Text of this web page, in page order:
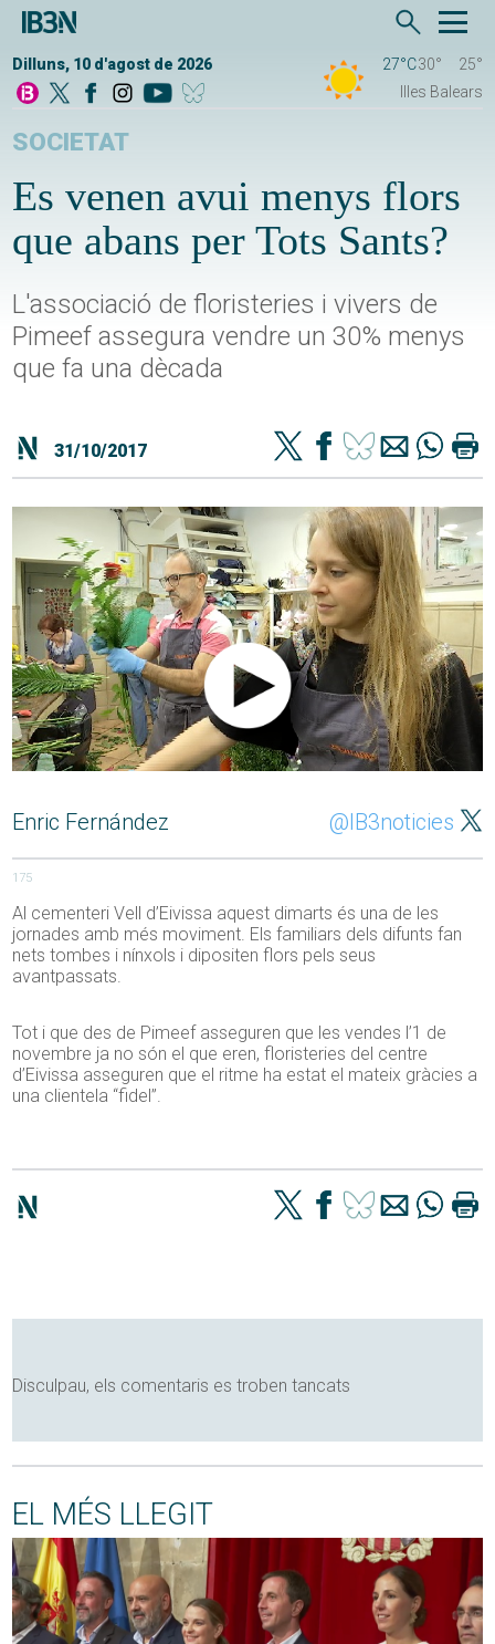
Dilluns, 10 d'agost de 2026 27°C30°
25°
Illes Balears
SOCIETAT
Es venen avui menys flors
que abans per Tots Sants?
L'associació de floristeries i vivers de
Pimeef assegura vendre un 30% menys
que fa una dècada
31/10/2017
Enric Fernández @IB3noticies
175
Al cementeri Vell d’Eivissa aquest dimarts és una de les
jornades amb més moviment. Els familiars dels difunts fan
nets tombes i nínxols i dipositen flors pels seus
avantpassats.
Tot i que des de Pimeef asseguren que les vendes l’1 de
novembre ja no són el que eren, floristeries del centre
d’Eivissa asseguren que el ritme ha estat el mateix gràcies a
una clientela “fidel”.
Disculpau, els comentaris es troben tancats
EL MÉS LLEGIT